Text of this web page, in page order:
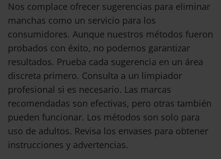
Nos complace ofrecer sugerencias para eliminar
manchas como un servicio para los
consumidores. Aunque nuestros métodos fueron
probados con éxito, no podemos garantizar
resultados. Prueba cada sugerencia en un área
discreta primero. Consulta a un limpiador
profesional si es necesario. Las marcas
recomendadas son efectivas, pero otras también
pueden funcionar. Los métodos son solo para
uso de adultos. Revisa los envases para obtener
instrucciones y advertencias.